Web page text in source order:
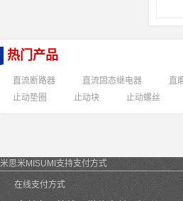
热门产品
直流断路器 直流固态继电器 直
止动垫圈
止动块 止动螺丝
米思米MISUMI支持支付方式
在线支付方式